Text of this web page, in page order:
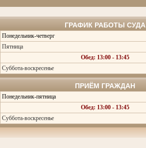
ГРАФИК РАБОТЫ СУДА
Понедельник-четверг
Пятница
Обед: 13:00 - 13:45
Суббота-воскресенье
ПРИЁМ ГРАЖДАН
Понедельник-пятница
Обед: 13:00 - 13:45
Суббота-воскресенье